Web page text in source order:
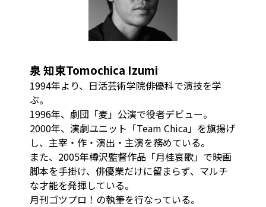
泉 知束Tomochica Izumi
1994年より、日活芸術学院俳優科で演技を学
ぶ。
1996年、劇団「麦」公演で役者デビュー。
2000年、演劇ユニット「Team Chica」を旗揚げ
し、主宰・作・演出・主演を務めている。
また、2005年樽沢監督作品「月桂哀歌」で映画
脚本を手掛け、俳優業だけに留まらず、マルチ
な才能を発揮している。
月刊ゴツプロ！の執筆を行なっている。